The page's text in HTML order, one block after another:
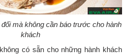
mà không cần báo trước cho hành
khách
có sẵn cho những hành khách